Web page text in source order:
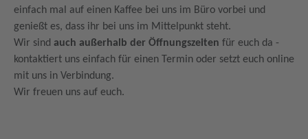
einfach mal auf einen Kaffee bei uns im Büro vorbei und
genießt es, dass ihr bei uns im Mittelpunkt steht.
Wir sind auch außerhalb der Öffnungszeiten für euch da -
kontaktiert uns einfach für einen Termin oder setzt euch online
mit uns in Verbindung.
Wir freuen uns auf euch.